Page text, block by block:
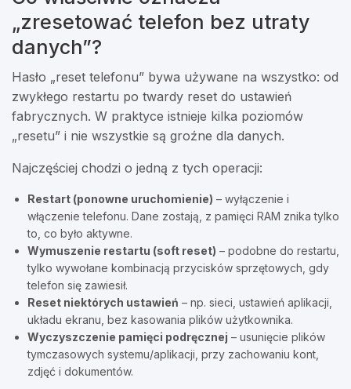
„zresetować telefon bez utraty
danych”?
Hasło „reset telefonu” bywa używane na wszystko: od
zwykłego restartu po twardy reset do ustawień
fabrycznych. W praktyce istnieje kilka poziomów
„resetu” i nie wszystkie są groźne dla danych.
Najczęściej chodzi o jedną z tych operacji:
Restart (ponowne uruchomienie) – wyłączenie i
włączenie telefonu. Dane zostają, z pamięci RAM znika tylko
to, co było aktywne.
Wymuszenie restartu (soft reset) – podobne do restartu,
tylko wywołane kombinacją przycisków sprzętowych, gdy
telefon się zawiesił.
Reset niektórych ustawień – np. sieci, ustawień aplikacji,
układu ekranu, bez kasowania plików użytkownika.
Wyczyszczenie pamięci podręcznej – usunięcie plików
tymczasowych systemu/aplikacji, przy zachowaniu kont,
zdjęć i dokumentów.